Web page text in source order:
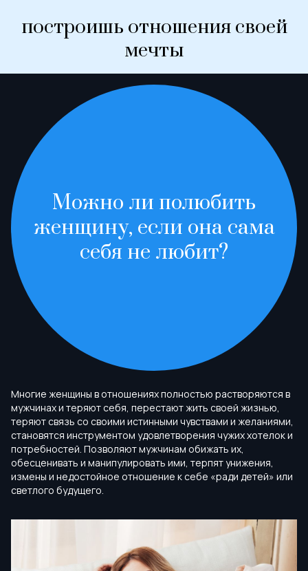
построишь отношения своей
мечты
Многие женщины в отношениях полностью растворяются в
мужчинах и теряют себя, перестают жить своей жизнью,
теряют связь со своими истинными чувствами и желаниями,
становятся инструментом удовлетворения чужих хотелок и
потребностей. Позволяют мужчинам обижать их,
обесценивать и манипулировать ими, терпят унижения,
измены и недостойное отношение к себе «ради детей» или
светлого будущего.
Можно ли полюбить
женщину, если она сама
себя не любит?